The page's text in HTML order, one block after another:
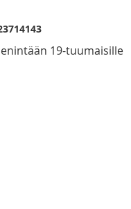
19-tuumaisille